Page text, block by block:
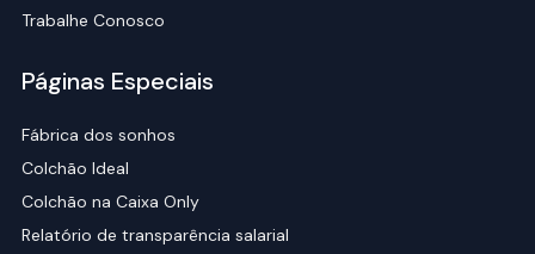
Trabalhe Conosco
Páginas Especiais
Fábrica dos sonhos
Colchão Ideal
Colchão na Caixa Only
Relatório de transparência salarial